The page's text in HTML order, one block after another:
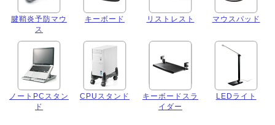
腱鞘炎予防マウ
ス
キーボード リストレスト マウスパッド
ノートPCスタン
ド
CPUスタンド
キーボードスラ
イダー
LEDライト